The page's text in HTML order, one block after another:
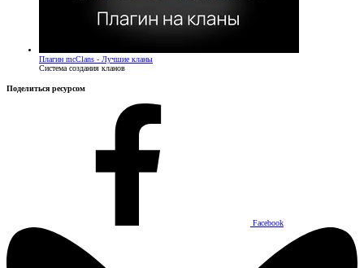
Плагин mcClans - Лучшие кланы
Система создания кланов
Поделиться ресурсом
Facebook